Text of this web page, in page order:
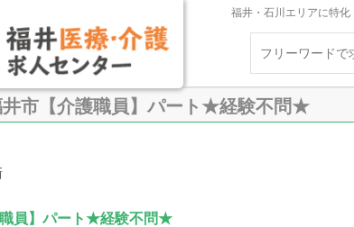
福井・石川エリアに特化
井市【介護職員】パート★経験不問★
員】パート★経験不問★